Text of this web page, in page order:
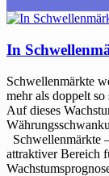
In
Schwellenmärkte
mehr als doppelt
Auf dieses
Schwellenmärkte
attraktiver Bereich